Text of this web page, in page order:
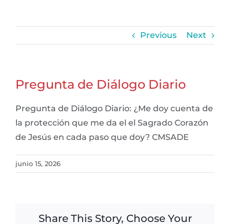
Previous Next
Pregunta de Diálogo Diario
Pregunta de Diálogo Diario: ¿Me doy cuenta de
la protección que me da el el Sagrado Corazón
de Jesús en cada paso que doy? CMSADE
junio 15, 2026
Share This Story, Choose Your